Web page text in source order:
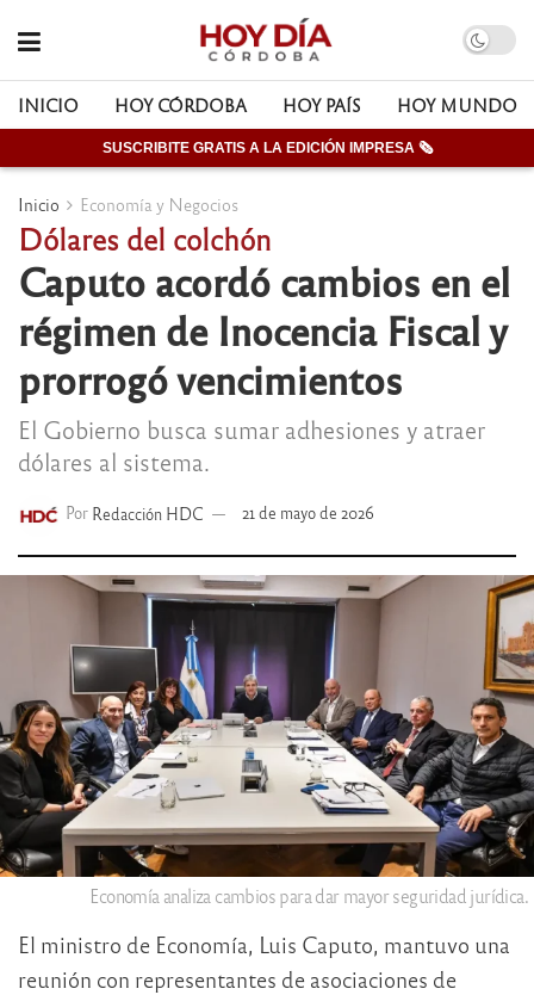
INICIO HOY CÓRDOBA HOY PAÍS HOY MUNDO
SUSCRIBITE GRATIS A LA EDICIÓN IMPRESA 🗞
Inicio Economía y Negocios
Dólares del colchón
Caputo acordó cambios en el
régimen de Inocencia Fiscal y
prorrogó vencimientos
El Gobierno busca sumar adhesiones y atraer
dólares al sistema.
Por Redacción HDC 21 de mayo de 2026
Economía analiza cambios para dar mayor seguridad jurídica.
El ministro de Economía, Luis Caputo, mantuvo una
reunión con representantes de asociaciones de